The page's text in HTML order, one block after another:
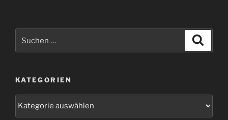
nach:
KATEGORIEN